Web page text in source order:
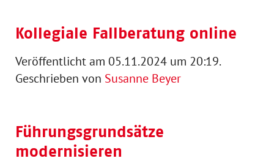
Kollegiale Fallberatung online
Veröffentlicht am 05.11.2024 um 20:19.
Geschrieben von Susanne Beyer
Führungsgrundsätze
modernisieren